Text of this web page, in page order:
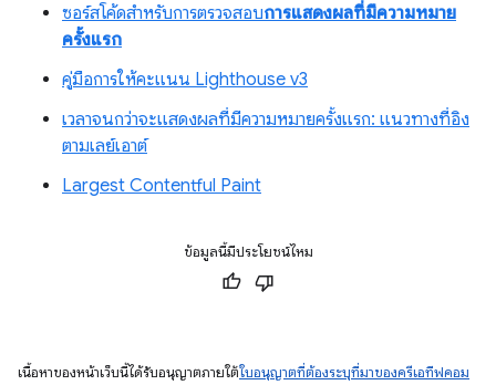
ซอร์สโค้ดสำหรับการตรวจสอบการแสดงผลที่มีความหมาย
ครั้งแรก
คู่มือการให้คะแนน Lighthouse v3
เวลาจนกว่าจะแสดงผลที่มีความหมายครั้งแรก: แนวทางที่อิง
ตามเลย์เอาต์
Largest Contentful Paint
ข้อมูลนี้มีประโยชน์ไหม
เนื้อหาของหน้าเว็บนี้ได้รับอนุญาตภายใต้ใบอนุญาตที่ต้องระบุที่มาของครีเอทีฟคอม